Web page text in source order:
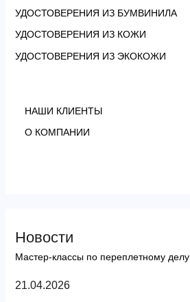
УДОСТОВЕРЕНИЯ ИЗ БУМВИНИЛА
УДОСТОВЕРЕНИЯ ИЗ КОЖИ
УДОСТОВЕРЕНИЯ ИЗ ЭКОКОЖИ
НАШИ КЛИЕНТЫ
О КОМПАНИИ
Новости
Мастер-классы по переплетному делу
21.04.2026